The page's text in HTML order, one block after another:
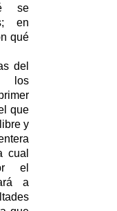
se
en
qué
del
los
que
y
cual
el
a